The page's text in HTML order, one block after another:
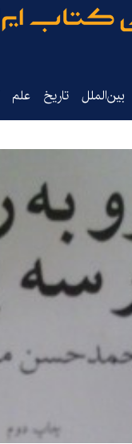
بین‌الملل تاریخ‌ علم